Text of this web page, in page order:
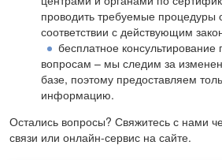
проводить требуемые процедуры
соответствии с действующим
бесплатное
вопросам – мы следим за
базе, поэтому предоставляем
информацию.
Остались вопросы? Свяжитесь с нами
связи или онлайн-сервис на сайте.